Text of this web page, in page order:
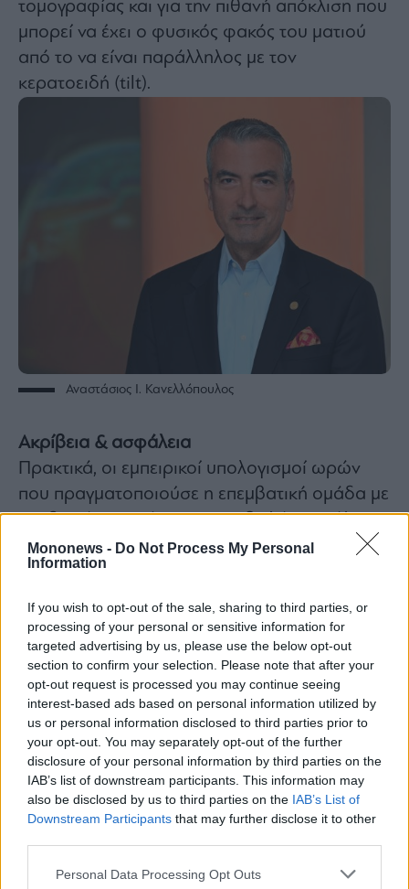
Mononews - Do Not Process My Personal
Information
If you wish to opt-out of the sale, sharing to third parties, or
processing of your personal or sensitive information for
targeted advertising by us, please use the below opt-out
section to confirm your selection. Please note that after your
opt-out request is processed you may continue seeing
interest-based ads based on personal information utilized by
us or personal information disclosed to third parties prior to
your opt-out. You may separately opt-out of the further
disclosure of your personal information by third parties on the
IAB’s list of downstream participants. This information may
also be disclosed by us to third parties on the IAB’s List of
Downstream Participants that may further disclose it to other
Personal Data Processing Opt Outs
τομογραφίας και για την πιθανή απόκλιση που
μπορεί να έχει ο φυσικός φακός του ματιού
από το να είναι παράλληλος με τον
κερατοειδή (tilt).
Αναστάσιος Ι. Κανελλόπουλος
Ακρίβεια & ασφάλεια
Πρακτικά, οι εμπειρικοί υπολογισμοί ωρών
που πραγματοποιούσε η επεμβατική ομάδα με
σταδιακή καταχώρηση και αξιολόγηση όλων
αυτών των στοιχείων και διαγνωστικών
εξετάσεων για να φτάσει στο επιθυμητό
επαναλήψιμοι. Τώρα αυτοί οι υπολογισμοί
πραγματοποιούνται από την τεχνητή
νοημοσύνη του συστήματος μέσα σε 10 μόλις
δευτερόλεπτα, ουσιαστικά εκμηδενίζοντας
ταυτόχρονα το πιθανό ανθρώπινο σφάλμα.
Ως αποτέλεσμα, μια εργασία που απαιτούσε
μία μέρα για να ολοκληρωθεί, σήμερα
ολοκληρώνεται σε 40 λεπτά.
Η νέα τεχνική στην Ευρώπη εγκρίθηκε τον
Οκτώβριο, μετά από έναν χρόνο ανταλλαγής
στοιχείων, ενώ αναμένεται να εγκριθεί στην